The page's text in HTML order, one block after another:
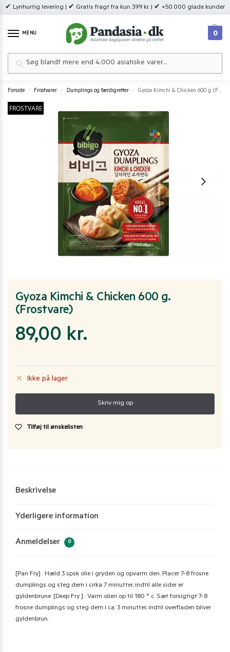
✔ Lynhurtig levering | ✔ Gratis fragt fra kun 399 kr. | ✔ +50.000 glade kunder
MENU 0
Forside / Frostvarer / Dumplings og færdigretter / Gyoza Kimchi & Chicken 600 g. (Frostvare)
FROSTVARE
Gyoza Kimchi & Chicken 600 g.
(Frostvare)
89,00 kr.
Ikke på lager
Tilføj til ønskelisten
Beskrivelse
Yderligere information
Anmeldelser 0
[Pan Fry] : Hæld 3 spsk olie i gryden og opvarm den. Placer 7-8 frosne
dumplings og steg dem i cirka 7 minutter, indtil alle sider er
gyldenbrune. [Deep Fry ] : Varm olien op til 180 ° c. Sæt forsigtigt 7-8
frosne dumplings og steg dem i ca. 3 minutter, indtil overfladen bliver
gyldenbrun.